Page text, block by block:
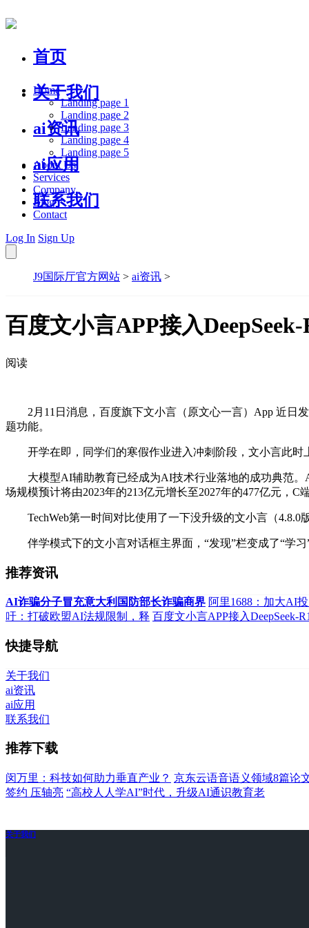
首页
关于我们
ai资讯
ai应用
联系我们
Home
Landing page 1
Landing page 2
Landing page 3
Landing page 4
Landing page 5
About Us
Services
Company
Blog
Contact
Log In Sign Up
J9国际厅官方网站 > ai资讯 >
百度文小言APP接入
阅读
2月11日消息，百度旗下文小言（原文心一言）App 近日发
题功能。
开学在即，同学们的寒假作业进入冲刺阶段，文小言此时
大模型AI辅助教育已经成为AI技术行业落地的成功典范。
场规模预计将由2023年的213亿元增长至2027年的477亿元，
TechWeb第一时间对比使用了一下没升级的文小言（4.8.0
伴学模式下的文小言对话框主界面，“发现”栏变成了“学习
推荐资讯
AI诈骗分子冒充意大利国防部长诈骗商界 阿里1688：加大AI
吁：打破欧盟AI法规限制，释 百度文小言APP接入DeepSeek-
快捷导航
关于我们
ai资讯
ai应用
联系我们
推荐下载
闵万里：科技如何助力垂直产业？ 京东云语音语义领域8篇论
签约 压轴亮 “高校人人学AI”时代，升级AI通识教育老
关于我们